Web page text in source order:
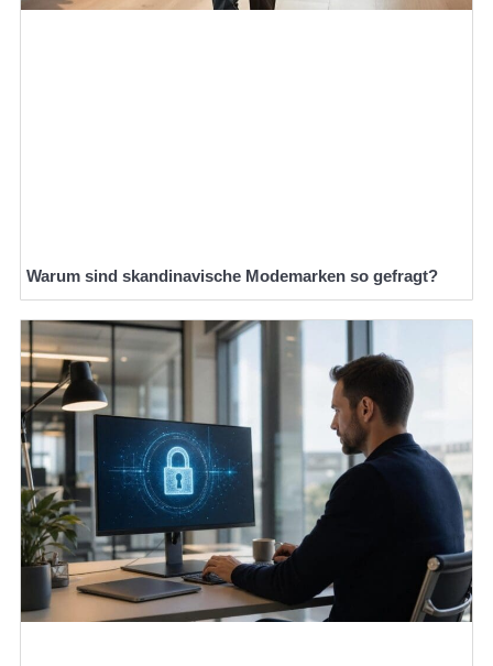
Warum sind skandinavische Modemarken so gefragt?